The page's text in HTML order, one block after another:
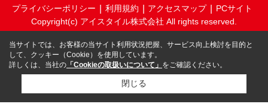
プライバシーポリシー 利用規約 アクセスマップ
PCサイト
Copyright(c) アイスタイル株式会社 All rights reserved.
当サイトでは、お客様の当サイト利用状況把握、サービス向上検討を目的と
して、クッキー（Cookie）を使用しています。
詳しくは、当社の 「Cookieの取扱いについて」 をご確認ください。
閉じる